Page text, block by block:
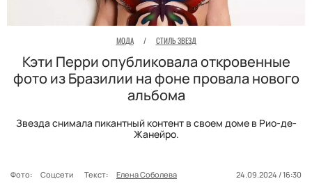
МОДА / СТИЛЬ ЗВЕЗД
Кэти Перри опубликовала откровенные
фото из Бразилии на фоне провала нового
альбома
Звезда снимала пикантный контент в своем доме в Рио-де-
Жанейро.
Фото: Соцсети Текст: Елена Соболева
24.09.2024 / 16:30